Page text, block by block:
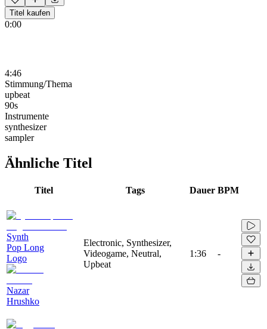
Titel kaufen
0:00
4:46
Stimmung/Thema
upbeat
90s
Instrumente
synthesizer
sampler
Ähnliche Titel
Titel Tags Dauer BPM
Synth
Pop Long
Logo
Nazar
Hrushko
Electronic, Synthesizer,
Videogame, Neutral,
Upbeat
1:36 -